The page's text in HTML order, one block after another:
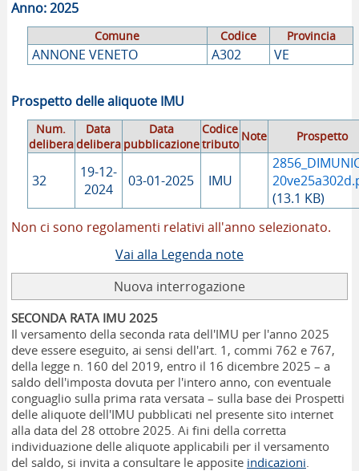
Anno: 2025
Comune Codice Provincia
ANNONE VENETO A302 VE
Prospetto delle aliquote IMU
Num.
delibera
Data
delibera
Data
pubblicazione
Codice
tributo
Note Prospetto
32
19-12-
2024
03-01-2025 IMU
(13.1 KB)
Non ci sono regolamenti relativi all'anno selezionato.
Vai alla Legenda note
Nuova interrogazione
SECONDA RATA IMU 2025
Il versamento della seconda rata dell'IMU per l'anno 2025
deve essere eseguito, ai sensi dell'art. 1, commi 762 e 767,
della legge n. 160 del 2019, entro il 16 dicembre 2025 – a
saldo dell'imposta dovuta per l'intero anno, con eventuale
conguaglio sulla prima rata versata – sulla base dei Prospetti
delle aliquote dell'IMU pubblicati nel presente sito internet
alla data del 28 ottobre 2025. Ai fini della corretta
individuazione delle aliquote applicabili per il versamento
del saldo, si invita a consultare le apposite indicazioni.